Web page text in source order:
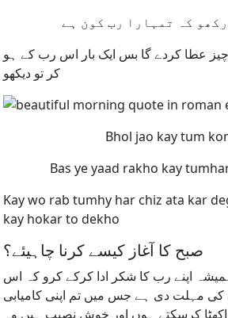
کہ تمہارا رب کون ہے
عطا کردے گا بس ایک بار اس رب کے ہو
کر تو دیکھو
Bhol jao kay tum
Bas ye yaad rakho kay
Kay wo rab tumhy har chiz ata kar
kay hokar to dekho
صبح کا آغاز کیسے کرنا چاہیئے؟
اپنے رب کا شکر ادا کرکے کرو کہ اس
کی مہلت دی ہے جس میں تم اپنی کامیابی
کرسکتے ہوں اور خوش نصیب ہیں وہ